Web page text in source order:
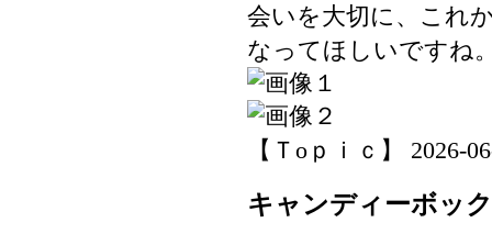
会いを大切に、これ
なってほしいですね
【Ｔoｐｉｃ】 2026-
キャンディーボッ